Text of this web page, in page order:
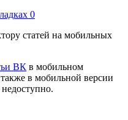
0
статей на мобильных
ВК в мобильном
в мобильной версии